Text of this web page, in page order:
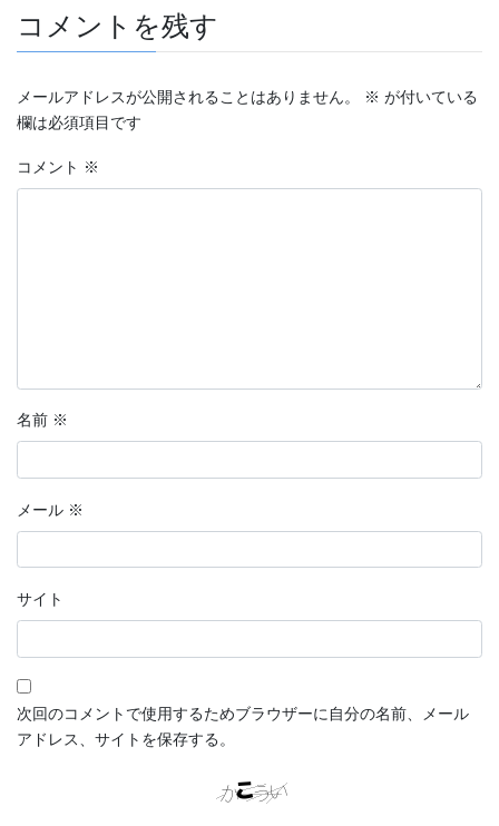
コメントを残す
メールアドレスが公開されることはありません。 ※ が付いている
欄は必須項目です
コメント ※
名前 ※
メール ※
サイト
次回のコメントで使用するためブラウザーに自分の名前、メール
アドレス、サイトを保存する。